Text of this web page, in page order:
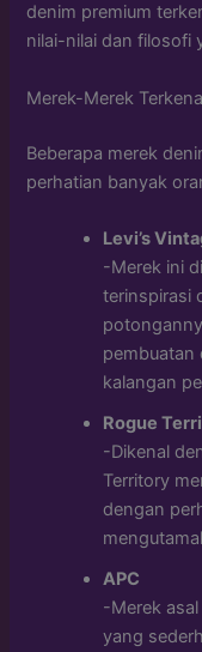
denim premium
nilai-nilai dan filosofi
Merek-Merek
Beberapa merek
perhatian banyak
Levi’s
-Merek ini
terinspirasi
pembuatan
kalangan
Rogue
-Dikenal
Territory
dengan
APC
-Merek
yang